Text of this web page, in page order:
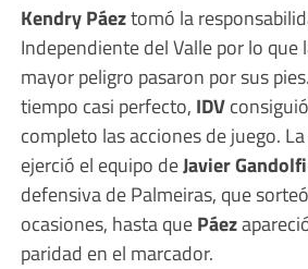
Kendry Páeztomó la
Independiente del Valle por lo que
mayor peligro pasaron por sus
tiempo casi perfecto, IDV
completo las acciones de juego.
ejerció el equipo deJavier Gandolfi
defensiva de Palmeiras, que
ocasiones, hasta quePáez
paridad en el marcador.